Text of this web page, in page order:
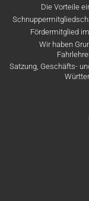
Die Vorteile
Fördermitglied
Wir haben
Satzung, Geschäfts-